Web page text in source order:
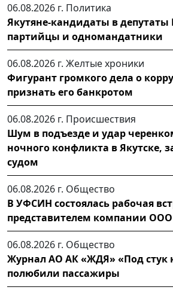
06.08.2026 г. Политика
Якутяне-кандидаты в депутаты
партийцы и одномандатники
06.08.2026 г. Желтые хроники
Фигурант громкого дела о
признать его банкротом
06.08.2026 г. Происшествия
Шум в подъезде и удар
ночного конфликта в Якутске,
судом
06.08.2026 г. Общество
В УФСИН состоялась рабочая
представителем компании
06.08.2026 г. Общество
Журнал АО АК «ЖДЯ» «Под стук
полюбили пассажиры